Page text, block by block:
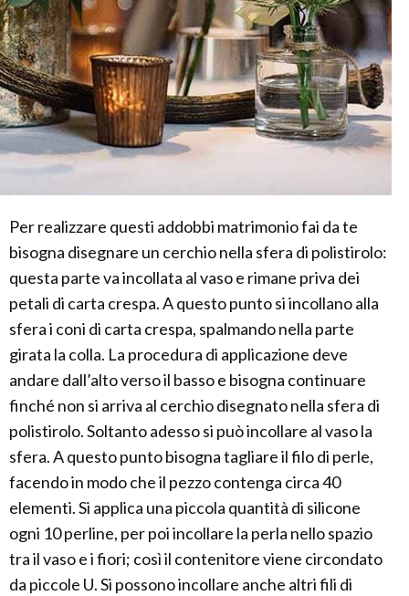
Per realizzare questi addobbi matrimonio fai da te
bisogna disegnare un cerchio nella sfera di polistirolo:
questa parte va incollata al vaso e rimane priva dei
petali di carta crespa. A questo punto si incollano alla
sfera i coni di carta crespa, spalmando nella parte
girata la colla. La procedura di applicazione deve
andare dall’alto verso il basso e bisogna continuare
finché non si arriva al cerchio disegnato nella sfera di
polistirolo. Soltanto adesso si può incollare al vaso la
sfera. A questo punto bisogna tagliare il filo di perle,
facendo in modo che il pezzo contenga circa 40
elementi. Si applica una piccola quantità di silicone
ogni 10 perline, per poi incollare la perla nello spazio
tra il vaso e i fiori; così il contenitore viene circondato
da piccole U. Si possono incollare anche altri fili di